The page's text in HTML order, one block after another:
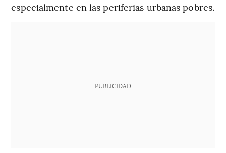
especialmente en las periferias urbanas pobres.
PUBLICIDAD